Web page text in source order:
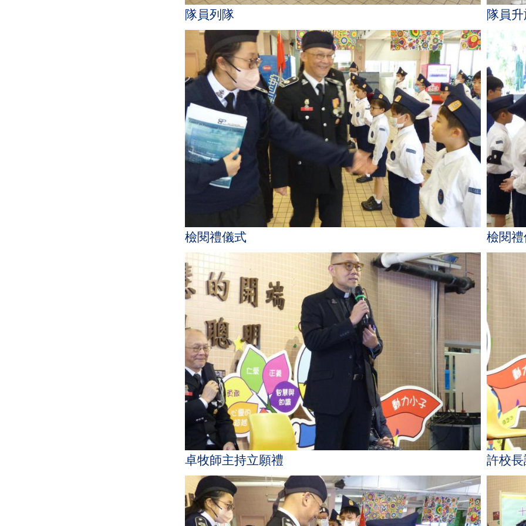
隊員列隊 隊員
檢閱禮儀式 檢閱
卓牧師主持立願禮 許校